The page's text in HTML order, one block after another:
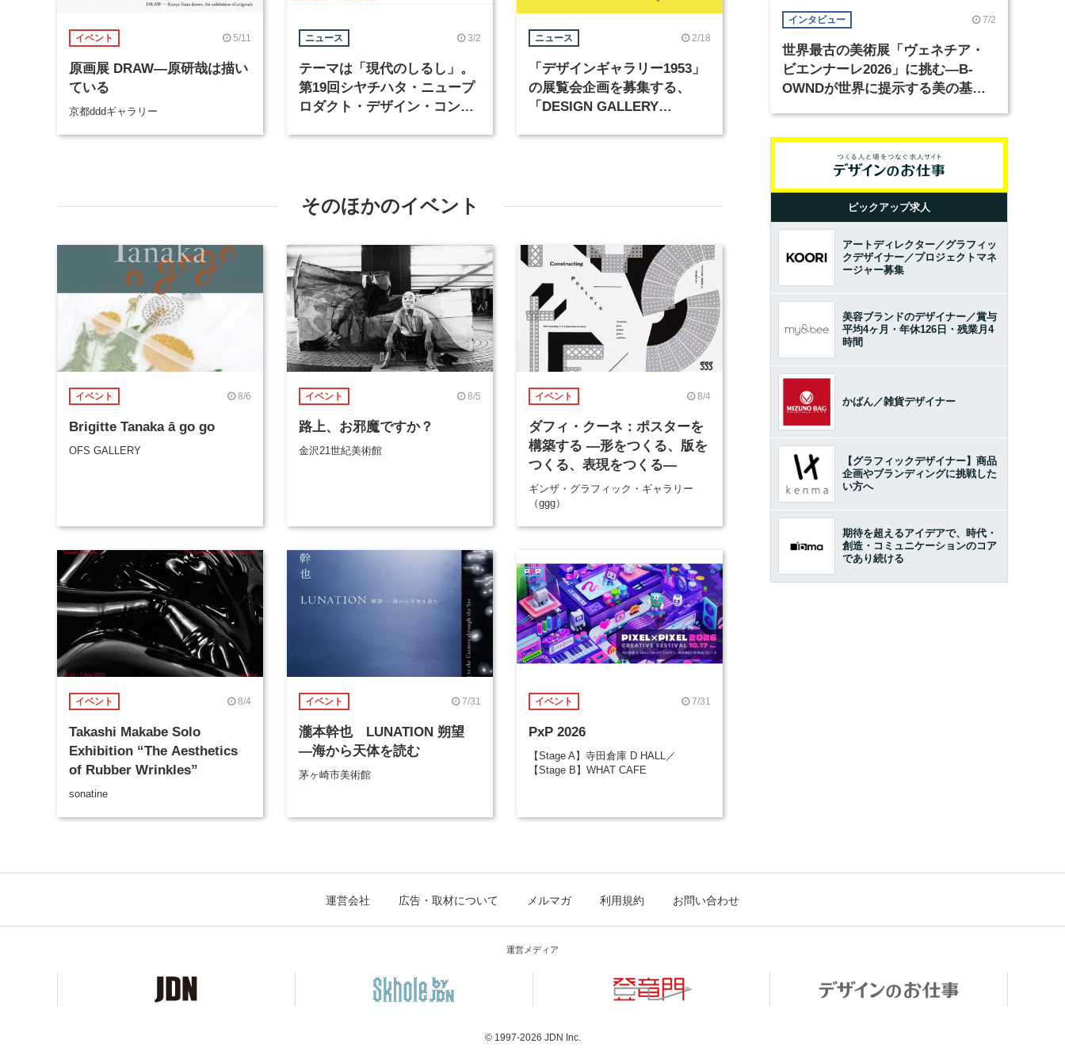
イベント 5/11
原画展 DRAW―原研哉は描い
ている
京都dddギャラリー
ニュース 3/2
テーマは「現代のしるし」。
第19回シヤチハタ・ニュープ
ロダクト・デザイン・コンペ
ニュース 2/18
「デザインギャラリー1953」
の展覧会企画を募集する、
「DESIGN GALLERY
そのほかのイベント
イベント 8/6
Brigitte Tanaka ā go go
OFS GALLERY
イベント 8/5
路上、お邪魔ですか？
金沢21世紀美術館
イベント 8/4
ダフィ・クーネ：ポスターを
構築する ―形をつくる、版を
つくる、表現をつくる―
ギンザ・グラフィック・ギャラリー
（ggg）
イベント 8/4
Takashi Makabe Solo
Exhibition “The Aesthetics
of Rubber Wrinkles”
sonatine
イベント 7/31
瀧本幹也 LUNATION 朔望
―海から天体を読む
茅ヶ崎市美術館
イベント 7/31
PxP 2026
【Stage A】寺田倉庫 D HALL／
【Stage B】WHAT CAFE
インタビュー 7/2
世界最古の美術展「ヴェネチア・
ビエンナーレ2026」に挑む―B-
OWNDが世界に提示する美の基準
ピックアップ求人
アートディレクター／グラフィッ
クデザイナー／プロジェクトマネ
ージャー募集
美容ブランドのデザイナー／賞与
平均4ヶ月・年休126日・残業月4
時間
かばん／雑貨デザイナー
【グラフィックデザイナー】商品
企画やブランディングに挑戦した
い方へ
期待を超えるアイデアで、時代・
創造・コミュニケーションのコア
であり続ける
運営会社 広告・取材について メルマガ 利用規約 お問い合わせ
運営メディア
© 1997-2026 JDN Inc.